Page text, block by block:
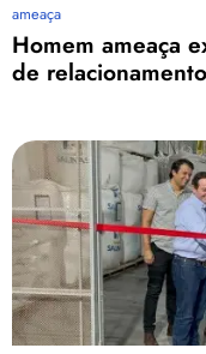
ameaça
Homem ameaça
de